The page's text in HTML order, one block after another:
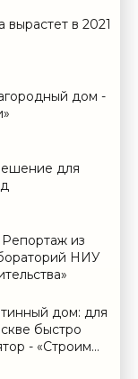
в 2021
дом -
для
Репортаж из
НИУ
дом: для
быстро
- «Строим